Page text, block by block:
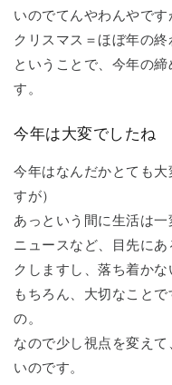
いのでてんやわんやです
クリスマス＝ほぼ年の終
ということで、今年の
す。
今年は大変でしたね
今年はなんだかとても
すが）
あっという間に生活は一
ニュースなど、目先に
クしますし、落ち着かな
もちろん、大切なこと
の。
なので少し視点を変え
いのです。